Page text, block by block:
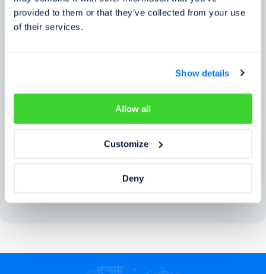
provided to them or that they’ve collected from your use
of their services.
Show details
Allow all
Customize
Deny